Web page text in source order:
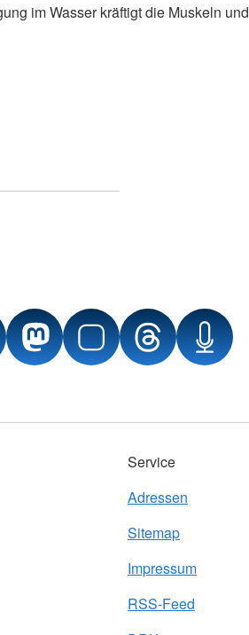
im Wasser kräftigt die Muskeln und
Service
Adressen
Sitemap
Impressum
RSS-Feed